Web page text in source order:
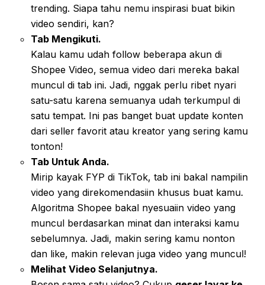
trending. Siapa tahu nemu inspirasi buat bikin
video sendiri, kan?
Tab Mengikuti.
Kalau kamu udah follow beberapa akun di
Shopee Video, semua video dari mereka bakal
muncul di tab ini. Jadi, nggak perlu ribet nyari
satu-satu karena semuanya udah terkumpul di
satu tempat. Ini pas banget buat update konten
dari seller favorit atau kreator yang sering kamu
tonton!
Tab Untuk Anda.
Mirip kayak FYP di TikTok, tab ini bakal nampilin
video yang direkomendasiin khusus buat kamu.
Algoritma Shopee bakal nyesuaiin video yang
muncul berdasarkan minat dan interaksi kamu
sebelumnya. Jadi, makin sering kamu nonton
dan like, makin relevan juga video yang muncul!
Melihat Video Selanjutnya.